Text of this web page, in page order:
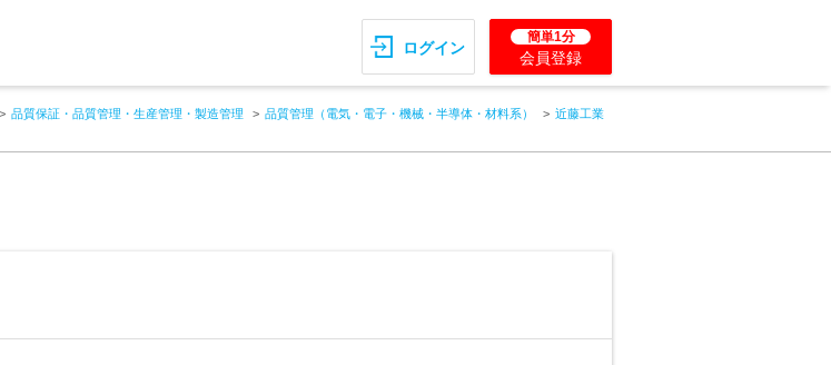
ログイン
簡単1分
会員登録
品質保証・品質管理・生産管理・製造管理 品質管理（電気・電子・機械・半導体・材料系）
近藤工業